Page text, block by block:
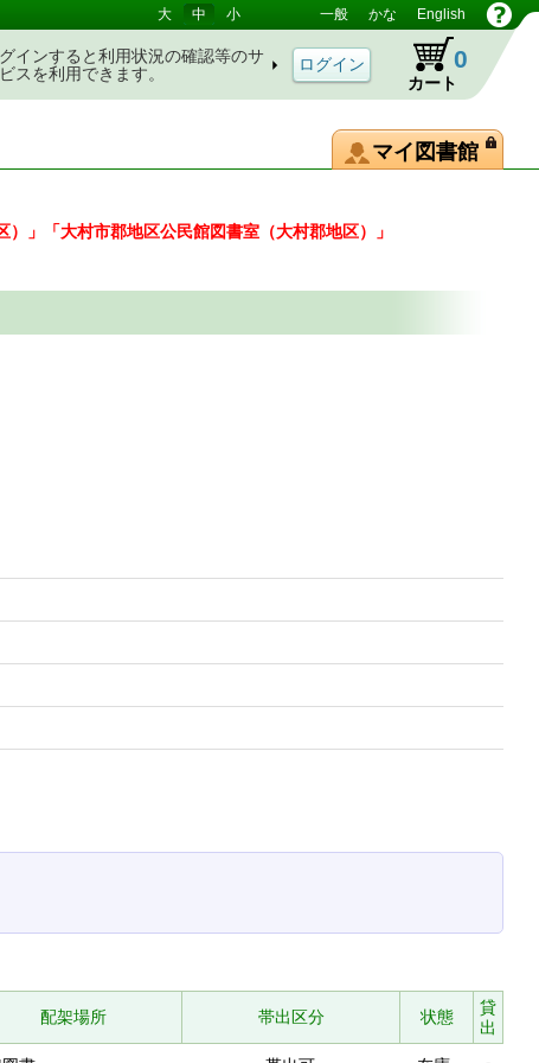
大 中 小 一般 かな English
インすると利用状況の確認等のサ
スを利用できます。
カート
0
マイ図書館
」「大村市郡地区公民館図書室（大村郡地区）」
配架場所 帯出区分 状態
貸
出